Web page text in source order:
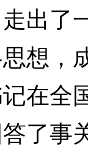
出了
想，
在全
了事